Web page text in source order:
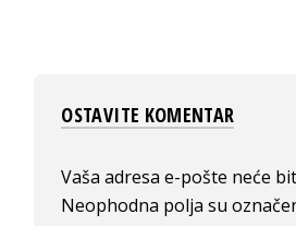
OSTAVITE KOMENTAR
Vaša adresa e-pošte neće
Neophodna polja su